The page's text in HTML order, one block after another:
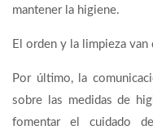
mantener la higiene.
El orden y la limpieza van
Por último, la
sobre las medidas de
fomentar el cuidado